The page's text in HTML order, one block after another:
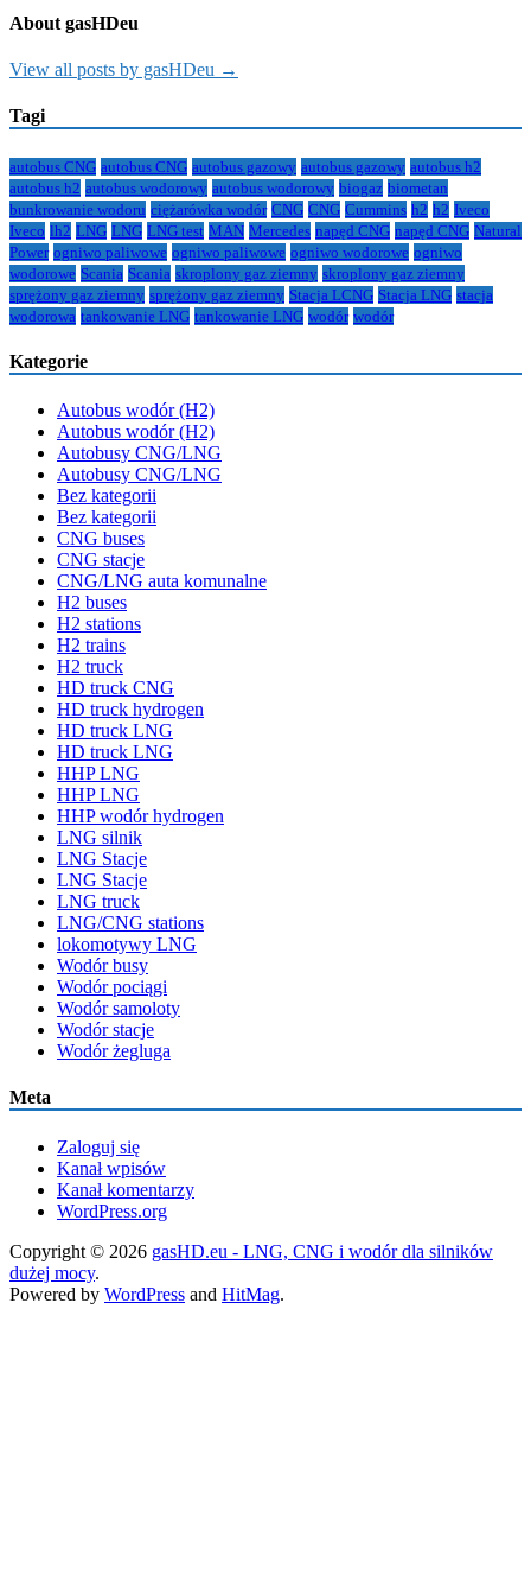
About gasHDeu
View all posts by gasHDeu →
Tagi
autobus CNG autobus CNG autobus gazowy autobus gazowy autobus h2
autobus h2 autobus wodorowy autobus wodorowy biogaz biometan
bunkrowanie wodoru ciężarówka wodór CNG CNG Cummins h2 h2 Iveco
Iveco lh2 LNG LNG LNG test MAN Mercedes napęd CNG napęd CNG Natural
Power ogniwo paliwowe ogniwo paliwowe ogniwo wodorowe ogniwo
wodorowe Scania Scania skroplony gaz ziemny skroplony gaz ziemny
sprężony gaz ziemny sprężony gaz ziemny Stacja LCNG Stacja LNG stacja
wodorowa tankowanie LNG tankowanie LNG wodór wodór
Kategorie
Autobus wodór (H2)
Autobus wodór (H2)
Autobusy CNG/LNG
Autobusy CNG/LNG
Bez kategorii
Bez kategorii
CNG buses
CNG stacje
CNG/LNG auta komunalne
H2 buses
H2 stations
H2 trains
H2 truck
HD truck CNG
HD truck hydrogen
HD truck LNG
HD truck LNG
HHP LNG
HHP LNG
HHP wodór hydrogen
LNG silnik
LNG Stacje
LNG Stacje
LNG truck
LNG/CNG stations
lokomotywy LNG
Wodór busy
Wodór pociągi
Wodór samoloty
Wodór stacje
Wodór żegluga
Meta
Zaloguj się
Kanał wpisów
Kanał komentarzy
WordPress.org
Copyright © 2026 gasHD.eu - LNG, CNG i wodór dla silników
dużej mocy.
Powered by WordPress and HitMag.